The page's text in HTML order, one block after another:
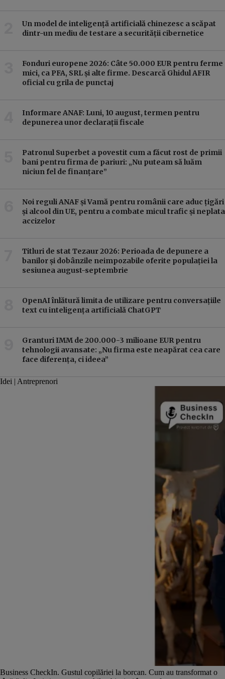
Un model de inteligență artificială chinezesc a scăpat
dintr-un mediu de testare a securității cibernetice
Fonduri europene 2026: Câte 50.000 EUR pentru ferme
mici, ca PFA, SRL și alte firme. Descarcă Ghidul AFIR
oficial cu grila de punctaj
Informare ANAF: Luni, 10 august, termen pentru
depunerea unor declarații fiscale
Patronul Superbet a povestit cum a făcut rost de primii
bani pentru firma de pariuri: „Nu puteam să luăm
niciun fel de finanțare”
Noi reguli ANAF și Vamă pentru românii care aduc țigări
și alcool din UE, pentru a combate micul trafic și neplata
accizelor
Titluri de stat Tezaur 2026: Perioada de depunere a
banilor și dobânzile neimpozabile oferite populației la
sesiunea august-septembrie
OpenAI înlătură limita de utilizare pentru conversațiile
text cu inteligența artificială ChatGPT
Granturi IMM de 200.000-3 milioane EUR pentru
tehnologii avansate: „Nu firma este neapărat cea care
face diferența, ci ideea”
Idei | Antreprenori
Business CheckIn. Gustul copilăriei la borcan. Cum au transformat o